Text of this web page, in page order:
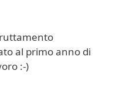
al primo anno di
:-)